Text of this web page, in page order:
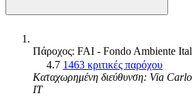
Πάροχος: FAI - Fondo Ambiente
4.7 1463 κριτικές παρόχου
Καταχωρημένη διεύθυνση: Via
IT